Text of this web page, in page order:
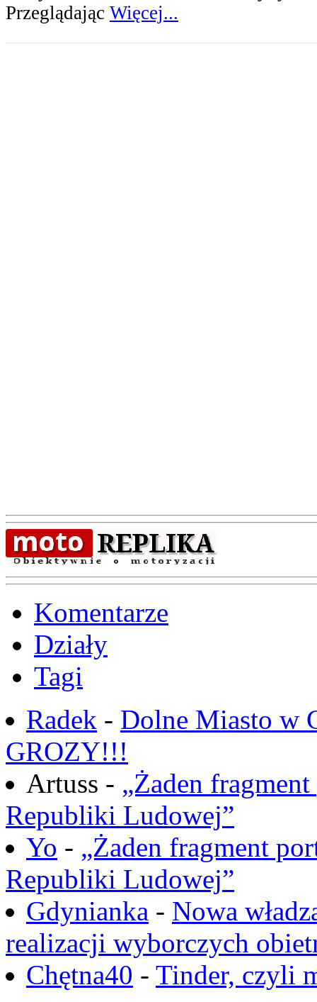
Przeglądając Więcej...
Komentarze
Działy
Tagi
Radek - Dolne Miasto w
GROZY!!!
Artuss - „Żaden
Republiki Ludowej”
Yo - „Żaden fragment
Republiki Ludowej”
Gdynianka - Nowa
realizacji wyborczych
Chętna40 - Tinder, czyli